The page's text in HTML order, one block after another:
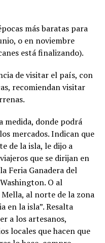
más baratas para
o en noviembre
está finalizando).
de visitar el país, con
recomiendan visitar
donde podrá
mercados. Indican que
de la isla, le dijo a
que se dirijan en
Feria Ganadera del
O al
al norte de la zona
en la isla”. Resalta
a los artesanos,
locales que hacen que